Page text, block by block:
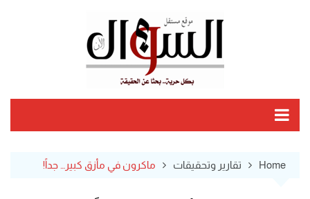
Home تقارير وتحقيقات ماكرون في مأزق كبير… جداً!